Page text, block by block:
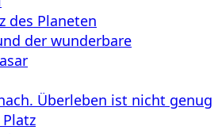
des Planeten
der wunderbare
Überleben ist nicht genug